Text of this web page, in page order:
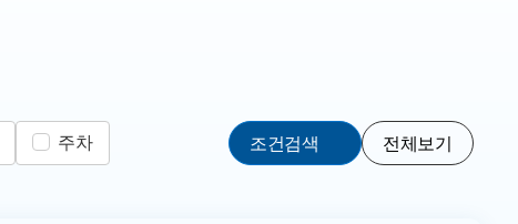
주차 조건검색 전체보기